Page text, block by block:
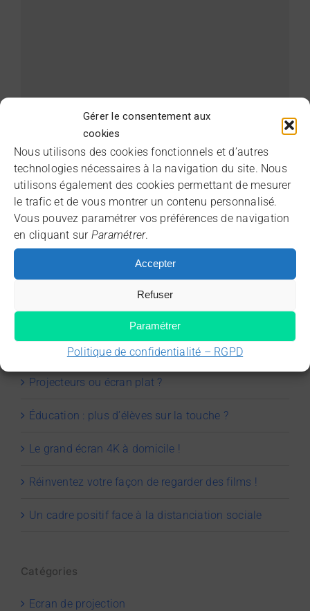
Gérer le consentement aux
cookies
Nous utilisons des cookies fonctionnels et d’autres
technologies nécessaires à la navigation du site. Nous
utilisons également des cookies permettant de mesurer
le trafic et de vous montrer un contenu personnalisé.
Vous pouvez paramétrer vos préférences de navigation
en cliquant sur Paramétrer.
Accepter
Refuser
Paramétrer
Politique de confidentialité – RGPD
Epson le leader mondial des
projecteurs
4 février 2022 | Categories: Ecran de projection,Home
cinéma,Projecteurs interactifs | Tags:3LCD ,Marché des
projecteurs,Qualité d'image optimale
Epson, la marque leader mondiale de
projecteurs, célèbre ses 20 ans en tant que
premier fabricant mondial de projecteurs.[...]
Articles récents
Projecteurs ou écran plat ?
Éducation : plus d’élèves sur la touche ?
Le grand écran 4K à domicile !
Réinventez votre façon de regarder des films !
Un cadre positif face à la distanciation sociale
Catégories
Ecran de projection